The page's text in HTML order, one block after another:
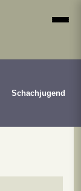
Schachjugend